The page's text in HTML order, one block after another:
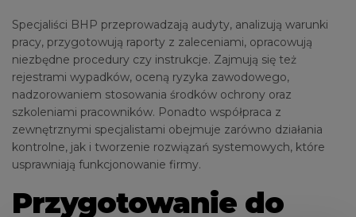
Specjaliści BHP przeprowadzają audyty, analizują warunki
pracy, przygotowują raporty z zaleceniami, opracowują
niezbędne procedury czy instrukcje. Zajmują się też
rejestrami wypadków, oceną ryzyka zawodowego,
nadzorowaniem stosowania środków ochrony oraz
szkoleniami pracowników. Ponadto współpraca z
zewnętrznymi specjalistami obejmuje zarówno działania
kontrolne, jak i tworzenie rozwiązań systemowych, które
usprawniają funkcjonowanie firmy.
Przygotowanie do